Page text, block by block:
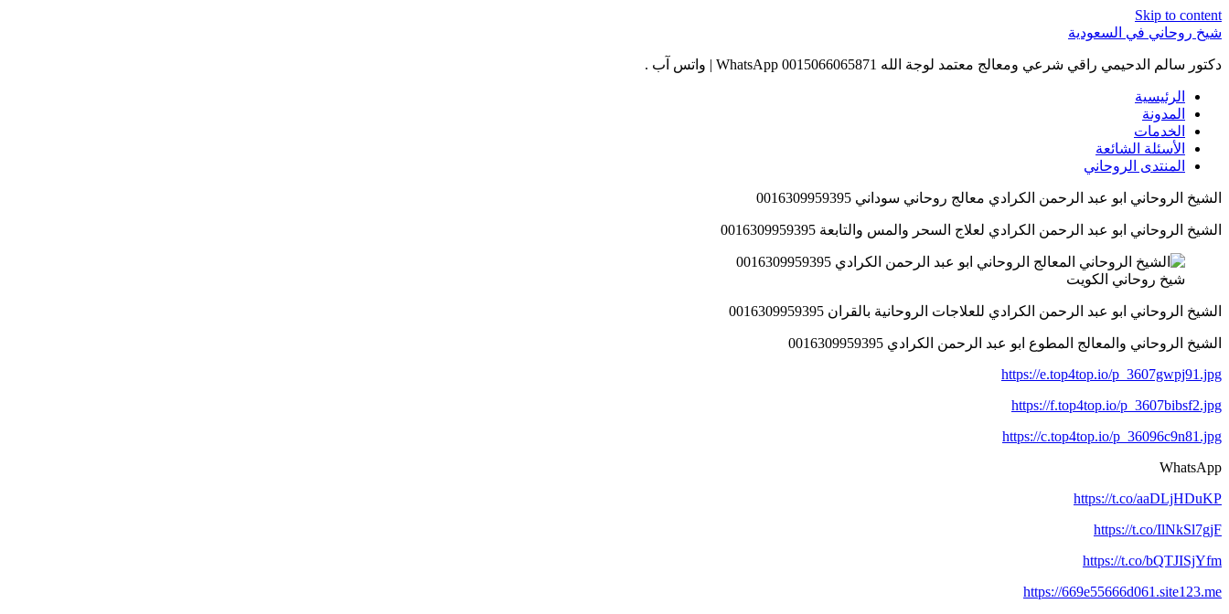
Skip to content
شيخ روحاني في السعودية
دكتور سالم الدحيمي راقي شرعي ومعالج معتمد لوجة الله 0015066065871 WhatsApp | واتس آب .
الرئيسية
المدونة
الخدمات
الأسئلة الشائعة
المنتدى الروحاني
الشيخ الروحاني ابو عبد الرحمن الكرادي معالج روحاني سوداني 0016309959395
الشيخ الروحاني ابو عبد الرحمن الكرادي لعلاج السحر والمس والتابعة 0016309959395
شيخ روحاني الكويت
الشيخ الروحاني ابو عبد الرحمن الكرادي للعلاجات الروحانية بالقران 0016309959395
الشيخ الروحاني والمعالج المطوع ابو عبد الرحمن الكرادي 0016309959395
https://e.top4top.io/p_3607gwpj91.jpg
https://f.top4top.io/p_3607bibsf2.jpg
https://c.top4top.io/p_36096c9n81.jpg
WhatsApp
https://t.co/aaDLjHDuKP
https://t.co/IlNkSl7gjF
https://t.co/bQTJISjYfm
https://669e55666d061.site123.me